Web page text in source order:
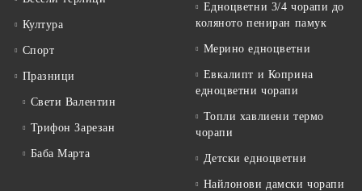
Култура
Спорт
Празници
Свети Валентин
Трифон Зарезан
Баба Марта
Едноцветни 3/4 чорапи до
коляното пениран памук
Мерино едноцветни
Евкалипт и Коприна
едноцветни чорапи
Топли хавлиени термо
чорапи
Детски едноцветни
Найлонови дамски чорапи